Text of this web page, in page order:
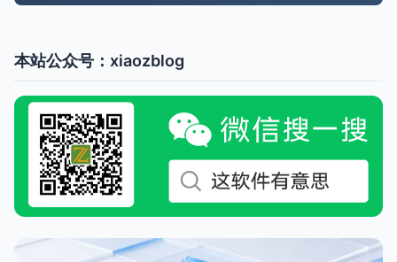
本站公众号：xiaozblog